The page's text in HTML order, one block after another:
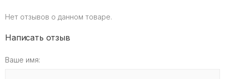
Нет отзывов о данном товаре.
Написать отзыв
Ваше имя: